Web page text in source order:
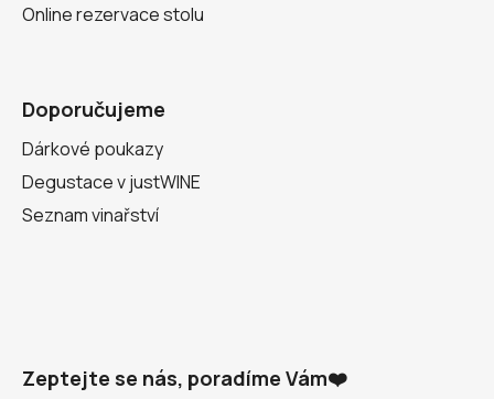
Online rezervace stolu
Doporučujeme
Dárkové poukazy
Degustace v justWINE
Seznam vinařství
Zeptejte se nás, poradíme Vám❤️